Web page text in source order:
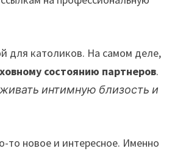
для католиков. На самом деле,
состоянию партнеров.
интимную близость и
то новое и интересное. Именно